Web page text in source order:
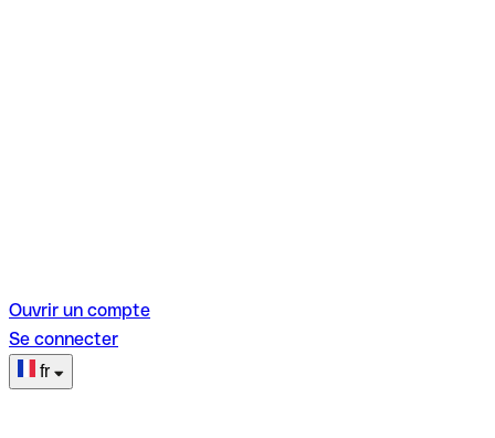
Ouvrir un compte
Se connecter
fr